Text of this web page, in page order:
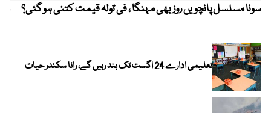
سونا مسلسل پانچویں روز بھی مہنگا ، فی تولہ قیمت کتنی ہو گئی؟
تعلیمی ادارے 24 اگست تک بند رہیں گے، رانا سکندر حیات